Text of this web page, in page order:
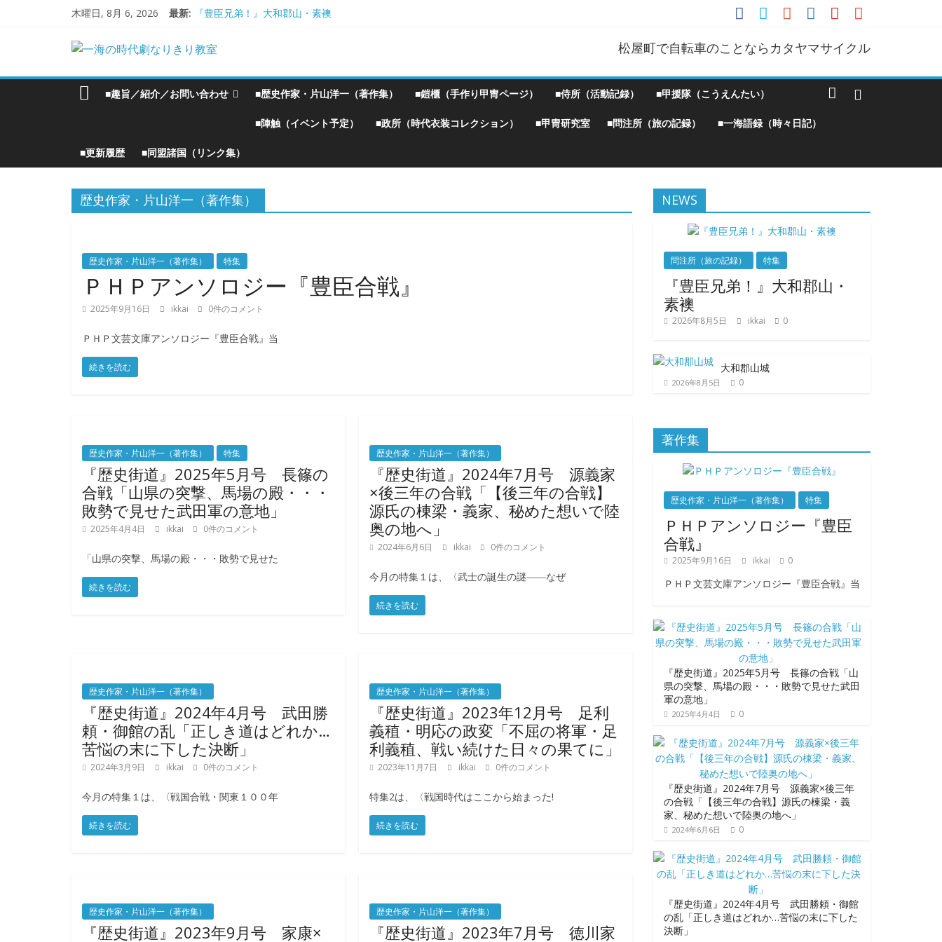
ツ
プ
木曜日, 8月 6, 2026 最新:
『豊臣兄弟！』大和郡山・素襖
手作り甲冑奮闘記【黒糸縅胴丸鎧】
●大和郡山城（『豊臣兄弟！』企画）
大阪城オフ会・2026年ＧＷ
一
海
の
時
代
劇
な
り
き
教
室
松屋町で自転車のことならカタヤマサイクル
■趣旨／紹介／お問い合わせ ■歴史作家・片山洋一（著作集） ■鎧櫃（手作り甲冑ページ） ■侍所（活動記録） ■甲援隊（こうえんたい）
■陣触（イベント予定） ■政所（時代衣装コレクション） ■甲冑研究室 ■問注所（旅の記録） ■一海語録（時々日記）
■更新履歴 ■同盟諸国（リンク集）
歴史作家・片山洋一（著作集）
歴史作家・片山洋一（著作集） 特集
ＰＨＰアンソロジー『豊臣合戦』
2025年9月16日 ikkai 0件のコメント
ＰＨＰ文芸文庫アンソロジー『豊臣合戦』当
続きを読む
歴史作家・片山洋一（著作集） 特集
『歴史街道』2025年5月号 長篠の
合戦「山県の突撃、馬場の殿・・・
敗勢で見せた武田軍の意地」
2025年4月4日 ikkai 0件のコメント
「山県の突撃、馬場の殿・・・敗勢で見せた
続きを読む
歴史作家・片山洋一（著作集）
『歴史街道』2024年7月号 源義家
×後三年の合戦「【後三年の合戦】
源氏の棟梁・義家、秘めた想いで陸
奥の地へ」
2024年6月6日 ikkai 0件のコメント
今月の特集１は、〈武士の誕生の謎――なぜ
続きを読む
歴史作家・片山洋一（著作集）
『歴史街道』2024年4月号 武田勝
頼・御館の乱「正しき道はどれか…
苦悩の末に下した決断」
2024年3月9日 ikkai 0件のコメント
今月の特集１は、〈戦国合戦・関東１００年
続きを読む
歴史作家・片山洋一（著作集）
『歴史街道』2023年12月号 足利
義稙・明応の政変「不屈の将軍・足
利義稙、戦い続けた日々の果てに」
2023年11月7日 ikkai 0件のコメント
特集2は、〈戦国時代はここから始まった!
続きを読む
歴史作家・片山洋一（著作集）
『歴史街道』2023年9月号 家康×
歴史作家・片山洋一（著作集）
『歴史街道』2023年7月号 徳川家
NEWS
問注所（旅の記録） 特集
『豊臣兄弟！』大和郡山・
素襖
2026年8月5日 ikkai 0
大和郡山城
2026年8月5日 0
著作集
歴史作家・片山洋一（著作集） 特集
ＰＨＰアンソロジー『豊臣
合戦』
2025年9月16日 ikkai 0
ＰＨＰ文芸文庫アンソロジー『豊臣合戦』当
『歴史街道』2025年5月号 長篠の合戦「山
県の突撃、馬場の殿・・・敗勢で見せた武田
軍の意地」
2025年4月4日 0
『歴史街道』2024年7月号 源義家×後三年
の合戦「【後三年の合戦】源氏の棟梁・義
家、秘めた想いで陸奥の地へ」
2024年6月6日 0
『歴史街道』2024年4月号 武田勝頼・御館
の乱「正しき道はどれか…苦悩の末に下した
決断」